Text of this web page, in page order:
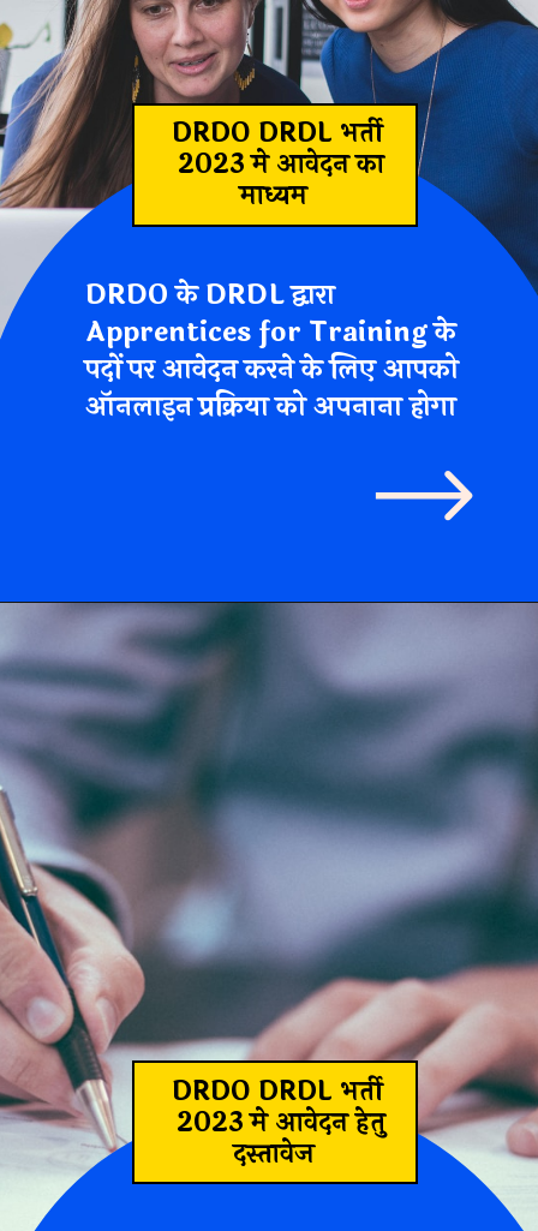
DRDO DRDL भर्ती
2023 मे आवेदन का
माध्यम
DRDO के DRDL द्वारा
Apprentices for Training के
पदों पर आवेदन करने के लिए आपको
ऑनलाइन प्रक्रिया को अपनाना होगा
DRDO DRDL भर्ती
2023 मे आवेदन हेतु
दस्तावेज